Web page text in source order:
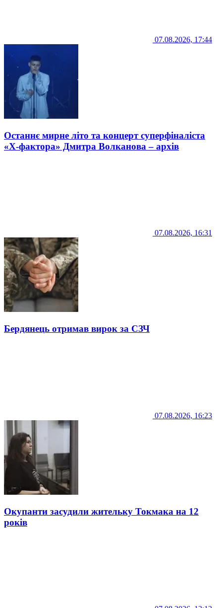
07.08.2026, 17:44
Останнє мирне літо та концерт суперфіналіста
«Х-фактора» Дмитра Волканова – архів
07.08.2026, 16:31
Бердянець отримав вирок за СЗЧ
07.08.2026, 16:23
Окупанти засудили жительку Токмака на 12
років